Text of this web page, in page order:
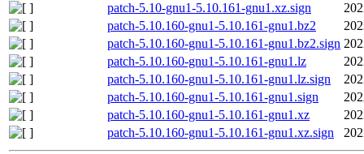
patch-5.10-gnu1-5.10.161-gnu1.xz.sign
patch-5.10.160-gnu1-5.10.161-gnu1.bz2
patch-5.10.160-gnu1-5.10.161-gnu1.bz2.sign
patch-5.10.160-gnu1-5.10.161-gnu1.lz
patch-5.10.160-gnu1-5.10.161-gnu1.lz.sign
patch-5.10.160-gnu1-5.10.161-gnu1.sign
patch-5.10.160-gnu1-5.10.161-gnu1.xz
patch-5.10.160-gnu1-5.10.161-gnu1.xz.sign